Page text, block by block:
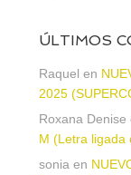
ÚLTIMOS
Raquel en
2025
Roxana Denise
M (Letra ligada
sonia en